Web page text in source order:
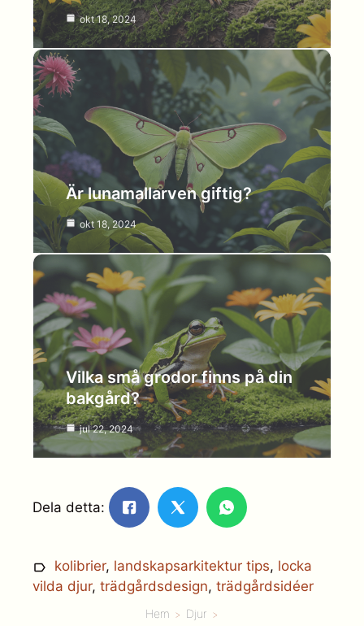
okt 18, 2024
Är lunamallarven giftig?
okt 18, 2024
Vilka små grodor finns på din
bakgård?
jul 22, 2024
Dela detta:
kolibrier, landskapsarkitektur tips, locka
vilda djur, trädgårdsdesign, trädgårdsidéer
Hem
Djur